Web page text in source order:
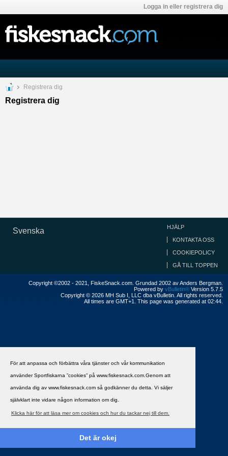
För att anpassa och förbättra våra tjänster och vår kommunikation
använder Sportfiskarna ”cookies” på www.fiskesnack.com.Genom att
använda dig av www.fiskesnack.com så godkänner du detta. Vi säljer
självklart inte vidare någon information om dig.
Klicka här för att läsa mer om cookies och hur du tackar nej till dem.
Det är okej
Logga in eller registrera dig
Registrera dig
Registrera dig
Svenska HJÄLP
KONTAKTA OSS
COOKIEPOLICY
GÅ TILL TOPPEN
Copyright ©2002 - 2021, FiskeSnack.com. Grundad 2002 av Anders Bergman.
Powered by vBulletin® Version 5.7.5
Copyright © 2026 MH Sub I, LLC dba vBulletin. All rights reserved.
All times are GMT+1. This page was generated at 02:44.